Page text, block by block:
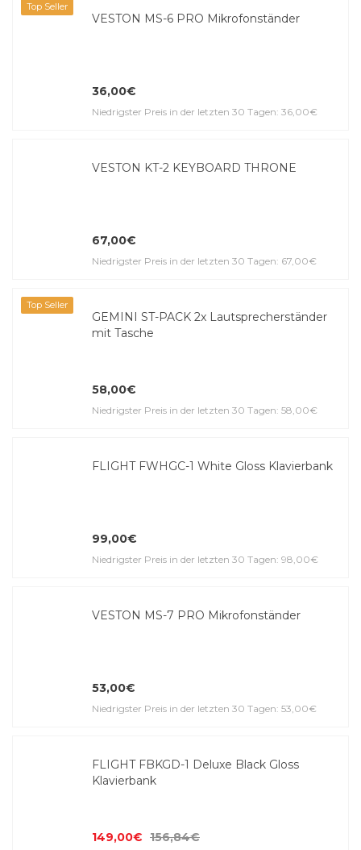
Top Seller
VESTON MS-6 PRO Mikrofonständer
36,00€
Niedrigster Preis in der letzten 30 Tagen: 36,00€
VESTON KT-2 KEYBOARD THRONE
67,00€
Niedrigster Preis in der letzten 30 Tagen: 67,00€
Top Seller
GEMINI ST-PACK 2x Lautsprecherständer
mit Tasche
58,00€
Niedrigster Preis in der letzten 30 Tagen: 58,00€
FLIGHT FWHGC-1 White Gloss Klavierbank
99,00€
Niedrigster Preis in der letzten 30 Tagen: 98,00€
VESTON MS-7 PRO Mikrofonständer
53,00€
Niedrigster Preis in der letzten 30 Tagen: 53,00€
FLIGHT FBKGD-1 Deluxe Black Gloss
Klavierbank
149,00€ 156,84€